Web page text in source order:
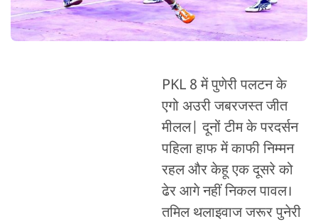
PKL 8 में पुणेरी पलटन के
एगो अउरी जबरजस्त जीत
मीलल| दूनों टीम के परदर्सन
पहिला हाफ में काफी निम्मन
रहल और केहू एक दूसरे को
ढेर आगे नहीं निकल पावल।
तमिल थलाइवाज जरूर पुनेरी